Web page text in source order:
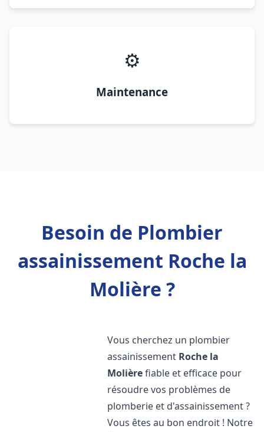
⚙️
Maintenance
Besoin de Plombier
assainissement Roche la
Molière ?
Vous cherchez un plombier
assainissement Roche la
Molièrefiable et efficace pour
résoudre vos problèmes de
plomberie et d'assainissement ?
Vous êtes au bon endroit ! Notre